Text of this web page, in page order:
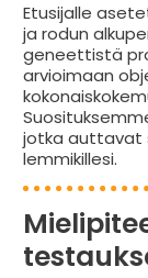
Etusijalle
ja rodun
geneettistä
arvioimaan
jotka auttavat
lemmikillesi.